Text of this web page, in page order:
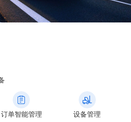
订单智能管理 设备管理